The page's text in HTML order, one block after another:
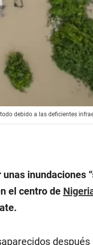
debido a las deficientes
inundaciones
el centro de